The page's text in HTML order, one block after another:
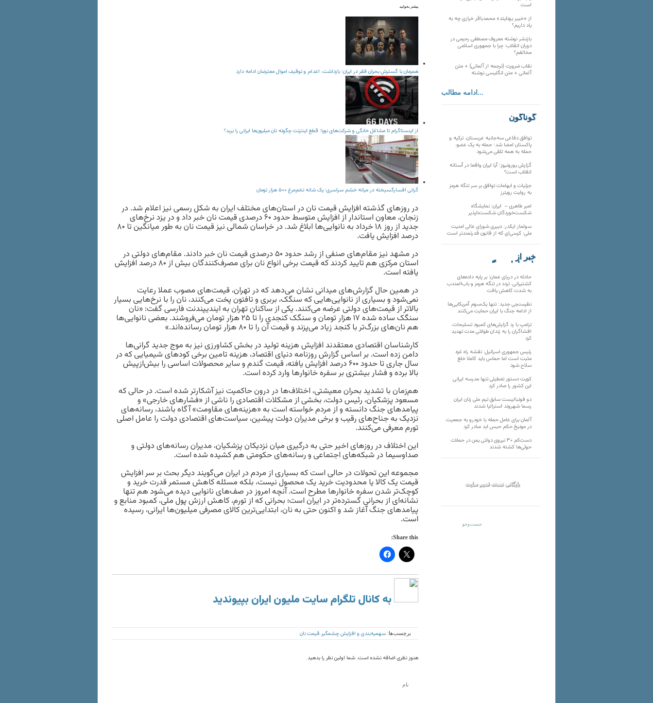
بیشتر بخوانید
همزمان با گسترش بحران فقر در ایران؛ بازداشت، اعدام و توقیف اموال معترضان ادامه دارد
از اینستاگرام تا مشاغل خانگی و شرکت‌های نوپا؛ قطع اینترنت چگونه نان میلیون‌ها ایرانی را برید؟
گرانی افسارگسیخته در میانه خشم سراسری؛ یک شانه تخم‌مرغ ۵۰۰ هزار تومان
در روزهای گذشته افزایش قیمت نان در استان‌های مختلف ایران به شکل رسمی نیز اعلام شد. در
زنجان، معاون استاندار از افزایش متوسط حدود ۶۰ درصدی قیمت نان خبر داد و در یزد نرخ‌های
جدید از روز ۱۸ خرداد به نانوایی‌ها ابلاغ شد. در خراسان شمالی نیز قیمت نان به طور میانگین تا ۸۰
درصد افزایش یافت.
در مشهد نیز مقام‌های صنفی از رشد حدود ۵۰ درصدی قیمت نان خبر دادند. مقام‌های دولتی در
استان مرکزی هم تایید کردند که قیمت برخی انواع نان برای مصرف‌کنندگان بیش از ۸۰ درصد افزایش
یافته است.
در همین حال گزارش‌های میدانی نشان می‌دهد که در تهران، قیمت‌های مصوب عملا رعایت
نمی‌شود و بسیاری از نانوایی‌هایی که سنگک، بربری و تافتون پخت می‌کنند، نان را با نرخ‌هایی بسیار
بالاتر از قیمت‌های دولتی عرضه می‌کنند. یکی از ساکنان تهران به ایندیپندنت فارسی گفت: «نان
سنگک ساده شده ۱۷ هزار تومان و سنگک کنجدی را تا ۲۵ هزار تومان می‌فروشند. بعضی نانوایی‌ها
هم نان‌های بزرگ‌تر با کنجد زیاد می‌پزند و قیمت آن را تا ۸۰ هزار تومان رسانده‌اند.»
کارشناسان اقتصادی معتقدند افزایش هزینه تولید در بخش کشاورزی نیز به موج جدید گرانی‌ها
دامن زده است. بر اساس گزارش روزنامه دنیای اقتصاد، هزینه تامین برخی کودهای شیمیایی که در
سال جاری تا حدود ۶۰۰ درصد افزایش یافته، قیمت گندم و سایر محصولات اساسی را بیش‌از‌پیش
بالا برده و فشار بیشتری بر سفره خانوارها وارد کرده است.
هم‌زمان با تشدید بحران معیشتی، اختلاف‌ها در درون حاکمیت نیز آشکارتر شده است. در حالی که
مسعود پزشکیان، رئیس دولت، بخشی از مشکلات اقتصادی را ناشی از «فشارهای خارجی» و
پیامدهای جنگ دانسته و از مردم خواسته است به «هزینه‌های مقاومت» آگاه باشند، رسانه‌های
نزدیک به جناح‌های رقیب و برخی مدیران دولت پیشین، سیاست‌های اقتصادی دولت را عامل اصلی
تورم معرفی می‌کنند.
این اختلاف‌ در روزهای اخیر حتی به درگیری میان نزدیکان پزشکیان، مدیران رسانه‌های دولتی و
صداوسیما در شبکه‌های اجتماعی و رسانه‌های حکومتی هم کشیده شده است.
مجموعه این تحولات در حالی است که بسیاری از مردم در ایران می‌گویند دیگر بحث بر سر افزایش
قیمت یک کالا یا محدودیت خرید یک محصول نیست، بلکه مسئله کاهش مستمر قدرت خرید و
کوچک‌تر شدن سفره خانوارها مطرح است. آنچه امروز در صف‌های نانوایی دیده می‌شود هم تنها
نشانه‌ای از بحرانی گسترده‌تر در ایران است؛ بحرانی که از تورم، کاهش ارزش پول ملی، کمبود منابع و
پیامدهای جنگ آغاز شد و اکنون حتی به نان، ابتدایی‌ترین کالای مصرفی میلیون‌ها ایرانی، رسیده
است.
Share this:
به کانال تلگرام سایت ملیون ایران بپیوندید
برچسب‌ها: سهمیه‌بندی و افزایش چشمگیر قیمت نان
هنوز نظری اضافه نشده است. شما اولین نظر را بدهید.
است
از «خیبر یونایتد» محمدباقر خرازی چه به
یاد داریم؟
بازنشر نوشته معروف مصطفی رحیمی در
دوران انقلاب: چرا با جمهوری اسلامی
مخالفم؟
نقاب ضرورت (ترجمه از آلمانی) + متن
آلمانی + متن انگلیسی نوشته
ادامه مطالب...
گوناگون
توافق دفاعی سه‌جانبه عربستان، ترکیه و
پاکستان امضا شد؛ حمله به یک عضو،
حمله به همه تلقی می‌شود
گزارش یورونیوز؛ آیا ایران واقعا در آستانه
انقلاب است؟
جزئیات و ابهامات توافق بر سر تنگه هرمز
به روایت رویترز
امیر طاهری – ایران: نمایشگاه
شکست‌خوردگان شکست‌ناپذیر
سولماز ایکدر: دبیری شورای عالی امنیت
ملی؛ کرسی‌ای که از قانون قدرتمندتر است
خبر از
تارنماهای دیگر
حادثه در دریای عمان؛ بر پایه داده‌های
کشتیرانی، تردد در تنگه هرمز و باب‌المندب
به شدت کاهش یافت
نظرسنجی جدید: تنها یک‌سوم آمریکایی‌ها
از ادامه جنگ با ایران حمایت می‌کنند
ترامپ با رد گزارش‌های کمبود تسلیحات،
افشاگران را به زندان طولانی مدت تهدید
کرد
رئیس‌ جمهوری اسرائیل: نقشه راه غزه
مثبت است اما حماس باید کاملا خلع
سلاح شود
کویت دستور تعطیلی تنها مدرسه ایرانی
این کشور را صادر کرد
دو فوتبالیست سابق تیم ملی زنان ایران
رسما شهروند استرالیا شدند
آلمان برای عامل حمله با خودرو به جمعیت
در مونیخ حکم حبس ابد صادر کرد
دست‌کم ۳۰ نیروی دولتی یمن در حملات
حوثی‌ها کشته شدند
بایگانی نسخه قدیم سایت